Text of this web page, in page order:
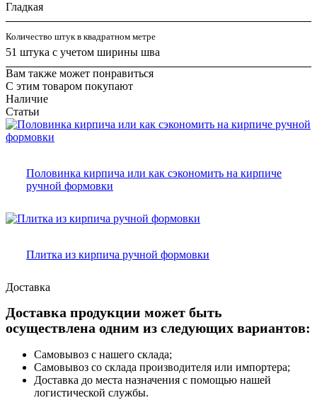
Гладкая
Количество штук в квадратном метре
51 штука с учетом ширины шва
Вам также может понравиться
С этим товаром покупают
Наличие
Статьи
Половинка кирпича или как сэкономить на кирпиче
ручной формовки
Плитка из кирпича ручной формовки
Доставка
Доставка продукции может быть
осуществлена одним из следующих вариантов:
Самовывоз с нашего склада;
Самовывоз со склада производителя или импортера;
Доставка до места назначения с помощью нашей
логистической службы.